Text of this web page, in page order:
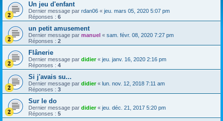
Un jeu d'enfant
Dernier message par rdan06 « jeu. mars 05, 2020 5:07 pm
Réponses : 6
un petit amusement
Dernier message par manuel « sam. févr. 08, 2020 7:27 pm
Réponses : 2
Flânerie
Dernier message par didier« jeu. janv. 16, 2020 2:16 pm
Réponses : 4
Si j'avais su...
Dernier message par didier« lun. nov. 12, 2018 7:11 am
Réponses : 3
Sur le do
Dernier message par didier« jeu. déc. 21, 2017 5:20 pm
Réponses : 5